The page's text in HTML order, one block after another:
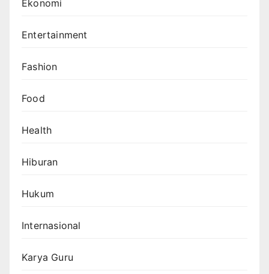
Ekonomi
Entertainment
Fashion
Food
Health
Hiburan
Hukum
Internasional
Karya Guru